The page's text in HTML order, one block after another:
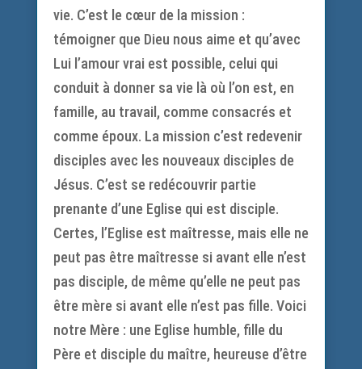
vie. C’est le cœur de la mission :
témoigner que Dieu nous aime et qu’avec
Lui l’amour vrai est possible, celui qui
conduit à donner sa vie là où l’on est, en
famille, au travail, comme consacrés et
comme époux. La mission c’est redevenir
disciples avec les nouveaux disciples de
Jésus. C’est se redécouvrir partie
prenante d’une Eglise qui est disciple.
Certes, l’Eglise est maîtresse, mais elle ne
peut pas être maîtresse si avant elle n’est
pas disciple, de même qu’elle ne peut pas
être mère si avant elle n’est pas fille. Voici
notre Mère : une Eglise humble, fille du
Père et disciple du maître, heureuse d’être